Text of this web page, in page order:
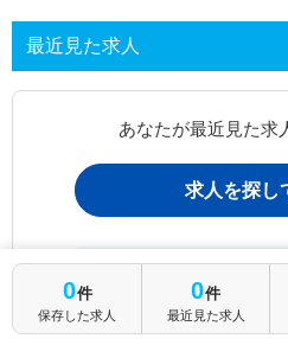
最近見た求人
あなたが最近見た求
求人を探し
お問い合わせが可能で
0件
保存した求人
0件
最近見た求人